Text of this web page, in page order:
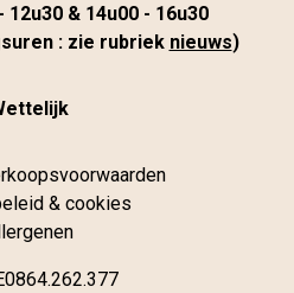
& 14u00 - 16u30
: zie rubriek nieuws)
& cookies